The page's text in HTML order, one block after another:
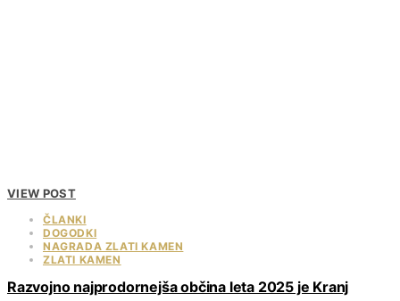
VIEW POST
ČLANKI
DOGODKI
NAGRADA ZLATI KAMEN
ZLATI KAMEN
Razvojno najprodornejša občina leta 2025 je Kranj